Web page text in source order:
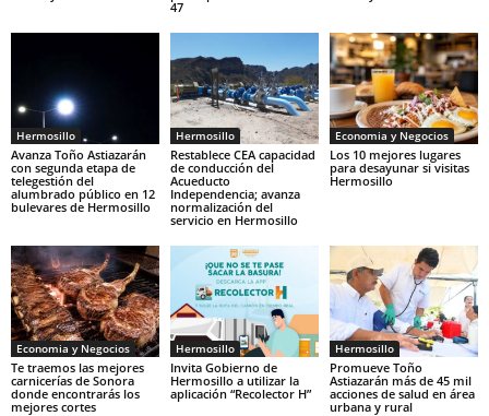
47
Hermosillo
Avanza Toño Astiazarán
con segunda etapa de
telegestión del
alumbrado público en 12
bulevares de Hermosillo
Hermosillo
Restablece CEA capacidad
de conducción del
Acueducto
Independencia; avanza
normalización del
servicio en Hermosillo
Economia y Negocios
Los 10 mejores lugares
para desayunar si visitas
Hermosillo
Economia y Negocios
Te traemos las mejores
carnicerías de Sonora
donde encontrarás los
mejores cortes
Hermosillo
Invita Gobierno de
Hermosillo a utilizar la
aplicación “Recolector H”
Hermosillo
Promueve Toño
Astiazarán más de 45 mil
acciones de salud en área
urbana y rural